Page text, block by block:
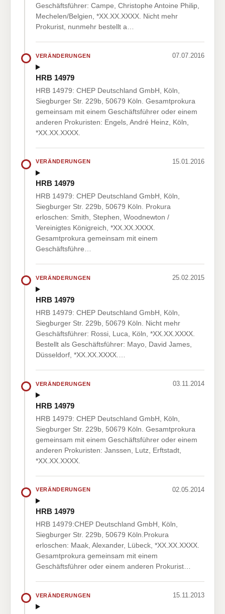
Geschäftsführer: Campe, Christophe Antoine Philip,
Mechelen/Belgien, *XX.XX.XXXX. Nicht mehr
Prokurist, nunmehr bestellt a…
VERÄNDERUNGEN 07.07.2016
HRB 14979
HRB 14979: CHEP Deutschland GmbH, Köln,
Siegburger Str. 229b, 50679 Köln. Gesamtprokura
gemeinsam mit einem Geschäftsführer oder einem
anderen Prokuristen: Engels, André Heinz, Köln,
*XX.XX.XXXX.
VERÄNDERUNGEN 15.01.2016
HRB 14979
HRB 14979: CHEP Deutschland GmbH, Köln,
Siegburger Str. 229b, 50679 Köln. Prokura
erloschen: Smith, Stephen, Woodnewton /
Vereinigtes Königreich, *XX.XX.XXXX.
Gesamtprokura gemeinsam mit einem
Geschäftsführe…
VERÄNDERUNGEN 25.02.2015
HRB 14979
HRB 14979: CHEP Deutschland GmbH, Köln,
Siegburger Str. 229b, 50679 Köln. Nicht mehr
Geschäftsführer: Rossi, Luca, Köln, *XX.XX.XXXX.
Bestellt als Geschäftsführer: Mayo, David James,
Düsseldorf, *XX.XX.XXXX.…
VERÄNDERUNGEN 03.11.2014
HRB 14979
HRB 14979: CHEP Deutschland GmbH, Köln,
Siegburger Str. 229b, 50679 Köln. Gesamtprokura
gemeinsam mit einem Geschäftsführer oder einem
anderen Prokuristen: Janssen, Lutz, Erftstadt,
*XX.XX.XXXX.
VERÄNDERUNGEN 02.05.2014
HRB 14979
HRB 14979:CHEP Deutschland GmbH, Köln,
Siegburger Str. 229b, 50679 Köln.Prokura
erloschen: Maak, Alexander, Lübeck, *XX.XX.XXXX.
Gesamtprokura gemeinsam mit einem
Geschäftsführer oder einem anderen Prokurist…
VERÄNDERUNGEN 15.11.2013